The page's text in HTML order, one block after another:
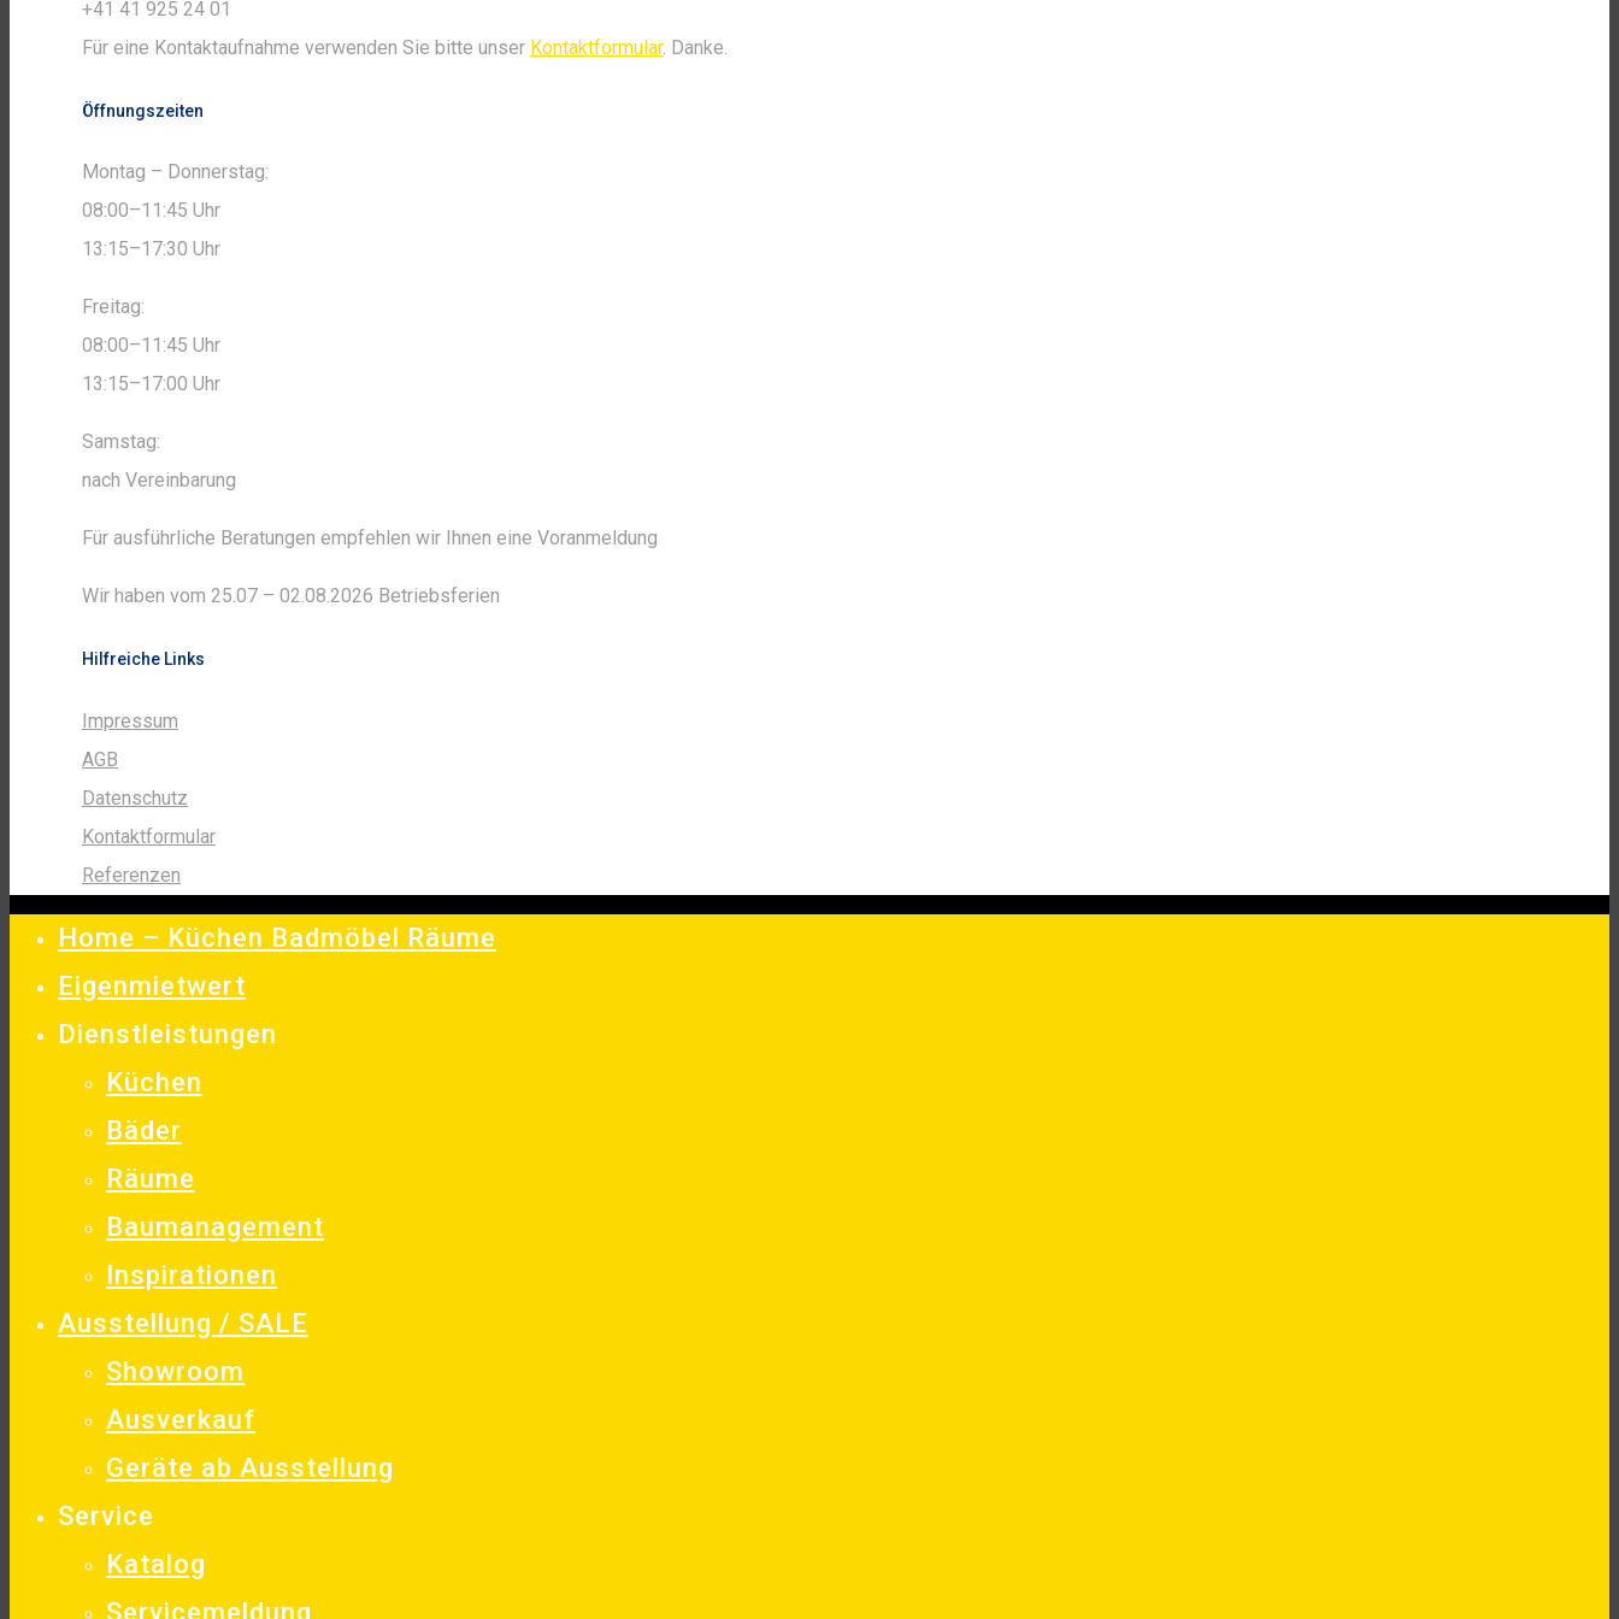
+41 41 925 24 01
Für eine Kontaktaufnahme verwenden Sie bitte unser Kontaktformular. Danke.
Öffnungszeiten
Montag – Donnerstag:
08:00–11:45 Uhr
13:15–17:30 Uhr
Freitag:
08:00–11:45 Uhr
13:15–17:00 Uhr
Samstag:
nach Vereinbarung
Für ausführliche Beratungen empfehlen wir Ihnen eine Voranmeldung
Wir haben vom 25.07 – 02.08.2026 Betriebsferien
Hilfreiche Links
Impressum
AGB
Datenschutz
Kontaktformular
Referenzen
Home – Küchen Badmöbel Räume
Eigenmietwert
Dienstleistungen
Küchen
Bäder
Räume
Baumanagement
Inspirationen
Ausstellung / SALE
Showroom
Ausverkauf
Geräte ab Ausstellung
Service
Katalog
Servicemeldung